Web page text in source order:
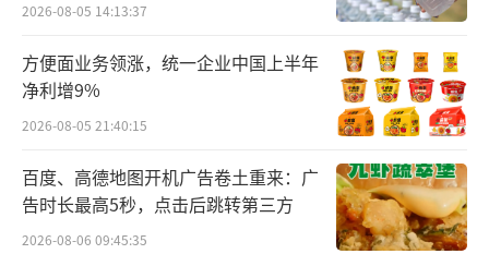
数采工作轻松灵活，还能获得可观的收入
补贴家用，深受宝妈等居家群体欢迎。居民采
集的数据经过上传、质检、标注等流程，成为
优质的“数据燃料”，输入具身智能模型，让
模型更加理解真实的物理世界。模型再植入机
器人等智能设备，让机器人更聪明能干，更快
走进家庭发挥作用。
2026-08-05 14:13:37
方便面业务领涨，统一企业中国上半年
净利增9%
2026-08-05 21:40:15
百度、高德地图开机广告卷土重来：广
告时长最高5秒，点击后跳转第三方
2026-08-06 09:45:35